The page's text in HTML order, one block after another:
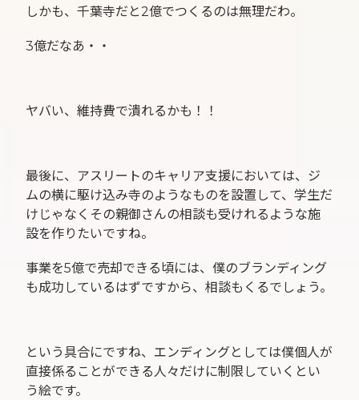
しかも、千葉寺だと2億でつくるのは無理だわ。
3億だなあ・・
ヤバい、維持費で潰れるかも！！
最後に、アスリートのキャリア支援においては、ジ
ムの横に駆け込み寺のようなものを設置して、学生だ
けじゃなくその親御さんの相談も受けれるような施
設を作りたいですね。
事業を5億で売却できる頃には、僕のブランディング
も成功しているはずですから、相談もくるでしょう。
という具合にですね、エンディングとしては僕個人が
直接係ることができる人々だけに制限していくとい
う絵です。